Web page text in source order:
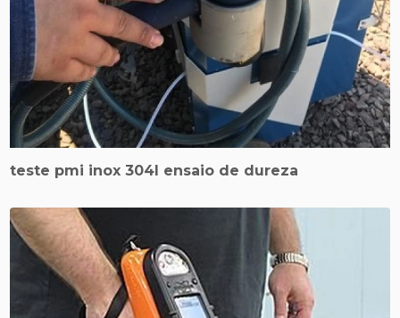
teste pmi inox 304l ensaio de dureza